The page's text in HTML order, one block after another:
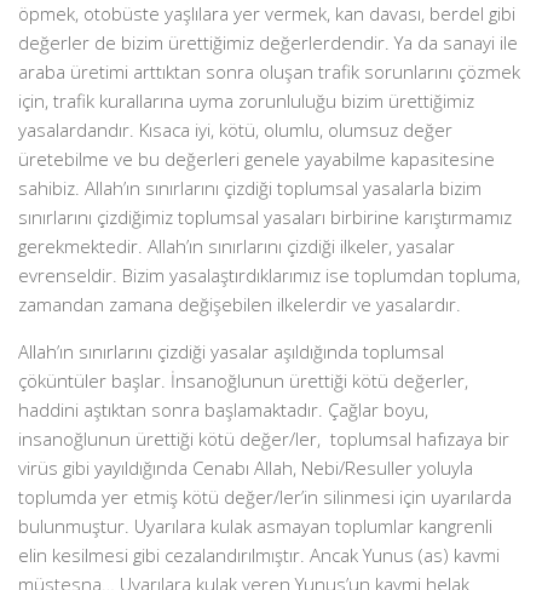
öpmek, otobüste yaşlılara yer vermek, kan davası, berdel gibi
değerler de bizim ürettiğimiz değerlerdendir. Ya da sanayi ile
araba üretimi arttıktan sonra oluşan trafik sorunlarını çözmek
için, trafik kurallarına uyma zorunluluğu bizim ürettiğimiz
yasalardandır. Kısaca iyi, kötü, olumlu, olumsuz değer
üretebilme ve bu değerleri genele yayabilme kapasitesine
sahibiz. Allah’ın sınırlarını çizdiği toplumsal yasalarla bizim
sınırlarını çizdiğimiz toplumsal yasaları birbirine karıştırmamız
gerekmektedir. Allah’ın sınırlarını çizdiği ilkeler, yasalar
evrenseldir. Bizim yasalaştırdıklarımız ise toplumdan topluma,
zamandan zamana değişebilen ilkelerdir ve yasalardır.
Allah’ın sınırlarını çizdiği yasalar aşıldığında toplumsal
çöküntüler başlar. İnsanoğlunun ürettiği kötü değerler,
haddini aştıktan sonra başlamaktadır. Çağlar boyu,
insanoğlunun ürettiği kötü değer/ler, toplumsal hafızaya bir
virüs gibi yayıldığında Cenabı Allah, Nebi/Resuller yoluyla
toplumda yer etmiş kötü değer/ler’in silinmesi için uyarılarda
bulunmuştur. Uyarılara kulak asmayan toplumlar kangrenli
elin kesilmesi gibi cezalandırılmıştır. Ancak Yunus (as) kavmi
müstesna… Uyarılara kulak veren Yunus’un kavmi helak